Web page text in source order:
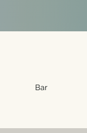
Bar